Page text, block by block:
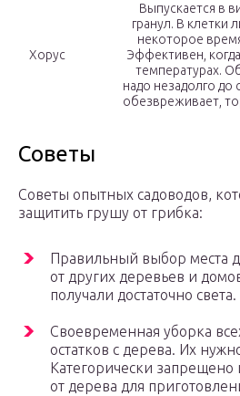
Хорус
Выпускается в
гранул. В клетки
некоторое
Эффективен,
температурах.
надо незадолго до
обезвреживает,
Советы
Советы опытных садоводов,
защитить грушу от грибка:
Правильный выбор места
от других деревьев и
получали достаточно света.
Своевременная уборка
остатков с дерева. Их
Категорически запрещено
от дерева для